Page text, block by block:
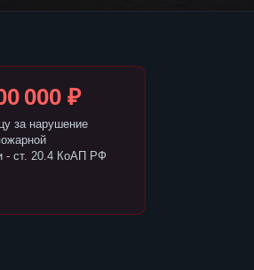
000 ₽
за нарушение
- ст. 20.4 КоАП РФ